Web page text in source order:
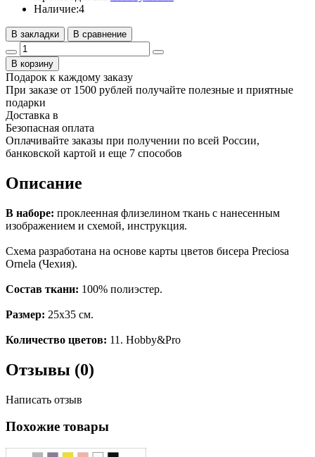
Наличие:4
В закладки В сравнение
В корзину
Подарок к каждому заказу
При заказе от 1500 рублей получайте полезные и приятные
подарки
Доставка в
Безопасная оплата
Оплачивайте заказы при получении по всей России,
банковской картой и еще 7 cпособов
Описание
В наборе: проклеенная флизелином ткань с нанесенным
изображением и схемой, инструкция.
Схема разработана на основе карты цветов бисера Preciosa
Ornela (Чехия).
Состав ткани: 100% полиэстер.
Размер: 25х35 см.
Количество цветов: 11. Hobby&Pro
Отзывы (0)
Написать отзыв
Похожие товары